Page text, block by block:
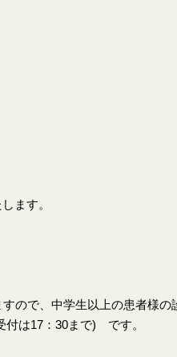
ます。
で、中学生以上の患者様の
は17：30まで) です。